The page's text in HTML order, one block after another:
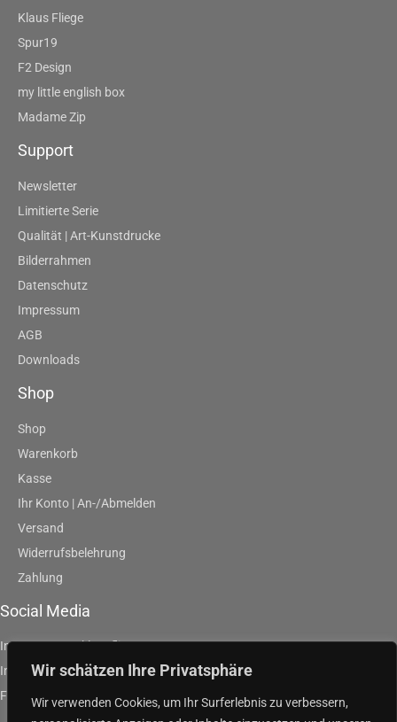
Wir schätzen Ihre Privatsphäre
Wir verwenden Cookies, um Ihr Surferlebnis zu verbessern,
Klaus Fliege
Spur19
F2 Design
my little english box
Madame Zip
Support
Newsletter
Limitierte Serie
Qualität | Art-Kunstdrucke
Bilderrahmen
Datenschutz
Impressum
AGB
Downloads
Shop
Shop
Warenkorb
Kasse
Ihr Konto | An-/Abmelden
Versand
Widerrufsbelehrung
Zahlung
Social Media
Instagram | artklausfliege
Instagram | artpurpleandgreen
Facebook | Klaus Fliege